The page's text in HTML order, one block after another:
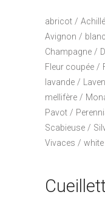
abricot
Avignon
blanc
Champagne
Fleur coupée
lavande
mellifère
Pavot
Scabieuse
Vivaces
white